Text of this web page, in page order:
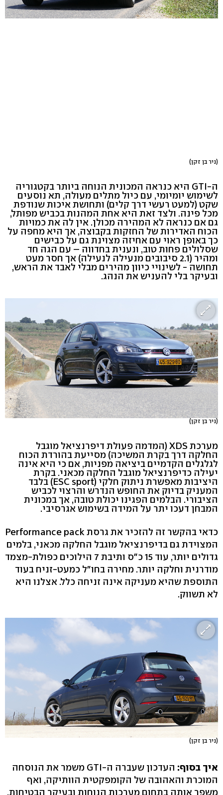
(ניר בן זקן)
ה-GTI היא כנראה המכונית הנוחה ביותר בקטגוריה
לשימוש יומיומי, עם כיול מתלים מעולה, תא נוסעים
שקט (למעט רעשי דרך קלים) ותחושת איכות שנודפת
מכל פינה. ולצד זאת היא אחת המהנות בכביש מפותל,
גם אם כנראה לא המהירה מכולן. אין לה את כמויות
הכוח האדירות של החזקות בקבוצה, אך היא מחפה על
כך באופן ראוי עם אחיזה מצוינת גם על כבישים
שסלולים פחות טוב, ונענית בחדווה – עם הגה חד
ומהיר (2.1 סיבובים מנעילה לנעילה) אך חסר מעט
תחושה - לשינויי כיוון מהירים מבלי לאבד את הראש,
ובעיקר בלי להעניש את הנהג.
(ניר בן זקן)
מערכת XDS (המדמה פעולת דיפרנציאל מוגבל
החלקה דרך בקרת המשיכה) מסייעת בהורדת הכוח
לגלגלים הקדמיים ביציאה מפניות, אם כי היא אינה
יעילה כדיפרנציאל מוגבל החלקה מכאני. בקרת
היציבות מאפשרת ניתוק חלקי (ESC sport) בלבד
המעניק בדיוק את החופש הנדרש והרצוי לכביש
הציבורי. הבלמים הפגינו יכולת טובה, אך במכונית
המבחן דעכו יתר על המידה בשימוש אגרסיבי.
כדאי בהקשר זה להזכיר את גרסת Performance pack
המצוידת גם בדיפרנציאל מוגבל החלקה מכאני, בלמים
גדולים יותר, עוד 15 כ"ס ותיבת 7 הילוכים כפולת-מצמד
מודרנית וחלקה יותר. מחירה בחו"ל כמעט-זניח בעוד
התוספת שהיא מעניקה אינה זניחה כלל. אצלנו היא
לא תשווק.
(ניר בן זקן)
איך בסוף:
העדכון שעברה ה-GTI משמר את הנוסחה
המוכרת והאהובה של הקומפקטית הוותיקה, ואף
משפר אותה בתחום מערכות הנוחות ובעיקר הבטיחות,